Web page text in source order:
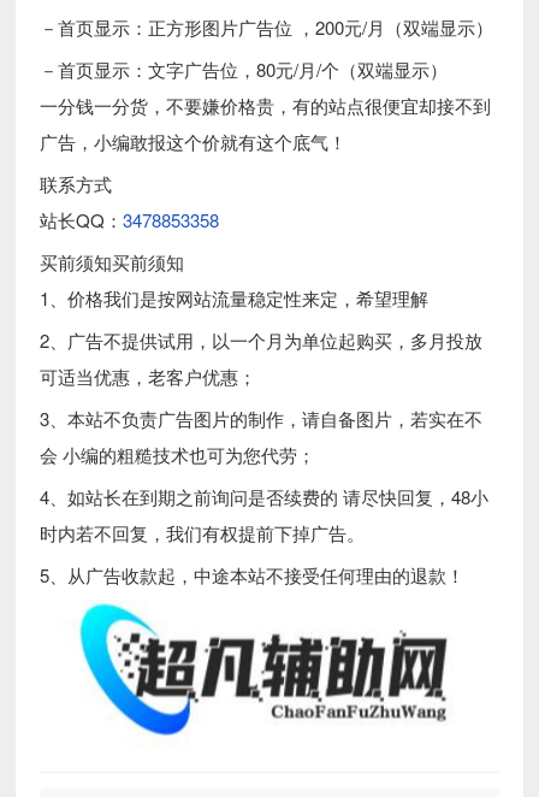
－首页显示：正方形图片广告位 ，200元/月（双端显示）
－首页显示：文字广告位，80元/月/个（双端显示）
一分钱一分货，不要嫌价格贵，有的站点很便宜却接不到
广告，小编敢报这个价就有这个底气！
联系方式
站长QQ：3478853358
买前须知买前须知
1、价格我们是按网站流量稳定性来定，希望理解
2、广告不提供试用，以一个月为单位起购买，多月投放
可适当优惠，老客户优惠；
3、本站不负责广告图片的制作，请自备图片，若实在不
会 小编的粗糙技术也可为您代劳；
4、如站长在到期之前询问是否续费的 请尽快回复，48小
时内若不回复，我们有权提前下掉广告。
5、从广告收款起，中途本站不接受任何理由的退款！